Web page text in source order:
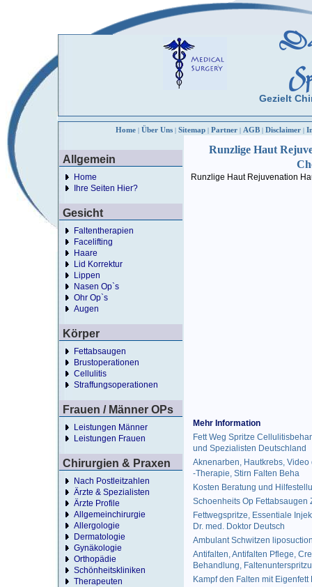
Gezielt
Home | Über Uns | Sitemap | Partner | AGB | Disclaimer |
Allgemein
Home
Ihre Seiten Hier?
Gesicht
Faltentherapien
Facelifting
Haare
Lid Korrektur
Lippen
Nasen Op`s
Ohr Op`s
Augen
Körper
Fettabsaugen
Brustoperationen
Cellulitis
Straffungsoperationen
Frauen / Männer OPs
Leistungen Männer
Leistungen Frauen
Chirurgien & Praxen
Nach Postleitzahlen
Ärzte & Spezialisten
Ärzte Profile
Allgemeinchirurgie
Allergologie
Dermatologie
Gynäkologie
Orthopädie
Schönheitskliniken
Therapeuten
Runzlige Haut
Runzlige Haut Rejuvenation
Mehr Information
Fett Weg Spritze
und Spezialisten Deutschland
Aknenarben, Hautkrebs,
-Therapie, Stirn Falten Beha
Kosten Beratung und
Schoenheits Op
Fettwegspritze, Essentiale
Dr. med. Doktor Deutsch
Ambulant Schwitzen
Antifalten, Antifalten Pflege,
Behandlung,
Kampf den Falten mit